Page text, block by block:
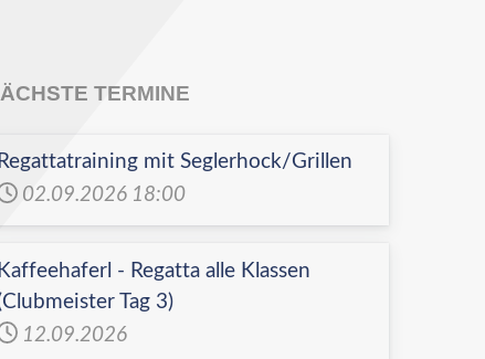
TERMINE
Regattatraining mit Seglerhock/Grillen
02.09.2026 18:00
Kaffeehaferl - Regatta alle Klassen
Tag 3)
12.09.2026